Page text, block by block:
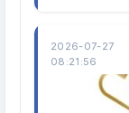
2026-07-27
08:21:56